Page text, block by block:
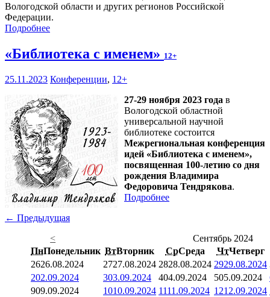
Вологодской области и других регионов Российской
Федерации.
Подробнее
«Библиотека с именем» 12+
25.11.2023 Конференции, 12+
27-29 ноября 2023 года в
Вологодской областной
универсальной научной
библиотеке состоится
Межрегиональная конференция
идей «Библиотека с именем»,
посвященная 100-летию со дня
рождения Владимира
Федоровича Тендрякова.
Подробнее
← Предыдущая
<
Сентябрь 2024
ПнПонедельник ВтВторник СрСреда ЧтЧетверг
2626.08.2024 2727.08.2024 2828.08.2024 2929.08.2024
202.09.2024 303.09.2024 404.09.2024 505.09.2024
909.09.2024 1010.09.2024 1111.09.2024 1212.09.2024